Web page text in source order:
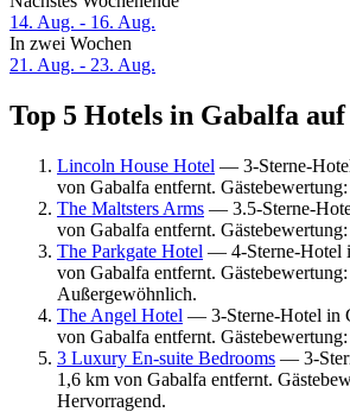
14. Aug. - 16. Aug.
In zwei Wochen
21. Aug. - 23. Aug.
Top 5 Hotels in Gabalfa
Lincoln House Hotel — 3-Sterne-
von Gabalfa entfernt.
The Maltsters Arms — 3.5-Sterne-
von Gabalfa entfernt.
The Parkgate Hotel — 4-Sterne-Hotel
von Gabalfa entfernt.
Außergewöhnlich.
The Angel Hotel — 3-Sterne-Hotel in
von Gabalfa entfernt.
3 Luxury En-suite Bedrooms — 3-
1,6 km von Gabalfa entfernt.
Hervorragend.